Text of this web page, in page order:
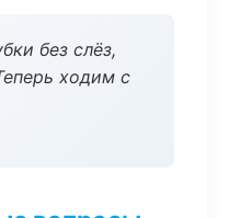
без слёз,
ходим с